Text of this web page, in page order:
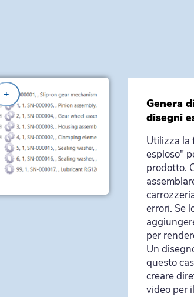
+
Genera
disegni
Utilizza la
esploso"
prodotto.
errori. Se
per
Un
questo
creare
video per